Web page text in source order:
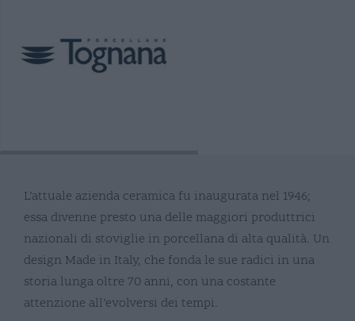
L’attuale azienda ceramica fu inaugurata nel 1946;
essa divenne presto una delle maggiori produttrici
nazionali di stoviglie in porcellana di alta qualità. Un
design Made in Italy, che fonda le sue radici in una
storia lunga oltre 70 anni, con una costante
attenzione all’evolversi dei tempi.